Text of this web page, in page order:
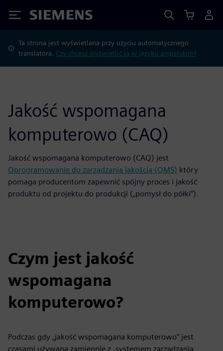
Siemens
Ta strona jest wyświetlana przy użyciu automatycznego
translatora. Czy chcesz wyświetlić ją w języku angielskim?
Jakość wspomagana
komputerowo (CAQ)
Jakość wspomagana komputerowo (CAQ) jest
Oprogramowanie do zarządzania jakością (QMS) który
pomaga producentom zapewnić spójny proces i jakość
produktu od projektu do produkcji („pomysł do półki”).
Czym jest jakość
wspomagana
komputerowo?
Podczas gdy „jakość wspomagana komputerowo” jest
czasami używana zamiennie z „systemem zarządzania